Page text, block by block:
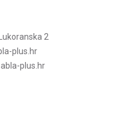
2
plus.hr
plus.hr